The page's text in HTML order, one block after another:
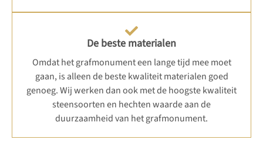
De beste materialen
Omdat het grafmonument een lange tijd mee moet
gaan, is alleen de beste kwaliteit materialen goed
genoeg. Wij werken dan ook met de hoogste kwaliteit
steensoorten en hechten waarde aan de
duurzaamheid van het grafmonument.